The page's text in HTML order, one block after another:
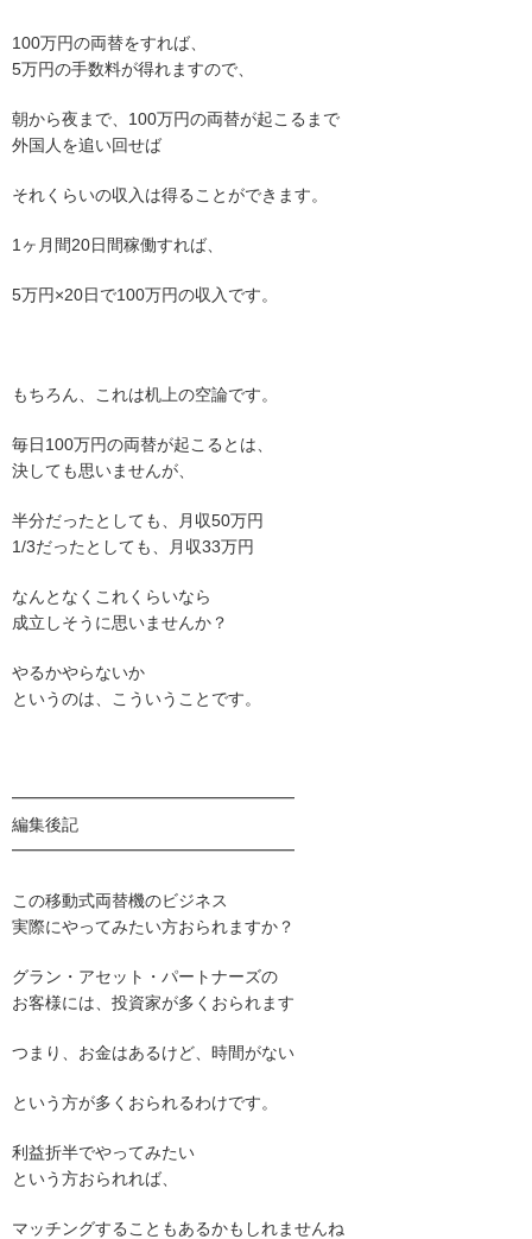
100万円の両替をすれば、
5万円の手数料が得れますので、
朝から夜まで、100万円の両替が起こるまで
外国人を追い回せば
それくらいの収入は得ることができます。
1ヶ月間20日間稼働すれば、
5万円×20日で100万円の収入です。
もちろん、これは机上の空論です。
毎日100万円の両替が起こるとは、
決しても思いませんが、
半分だったとしても、月収50万円
1/3だったとしても、月収33万円
なんとなくこれくらいなら
成立しそうに思いませんか？
やるかやらないか
というのは、こういうことです。
━━━━━━━━━━━━━━━━━
編集後記
━━━━━━━━━━━━━━━━━
この移動式両替機のビジネス
実際にやってみたい方おられますか？
グラン・アセット・パートナーズの
お客様には、投資家が多くおられます
つまり、お金はあるけど、時間がない
という方が多くおられるわけです。
利益折半でやってみたい
という方おられれば、
マッチングすることもあるかもしれませんね